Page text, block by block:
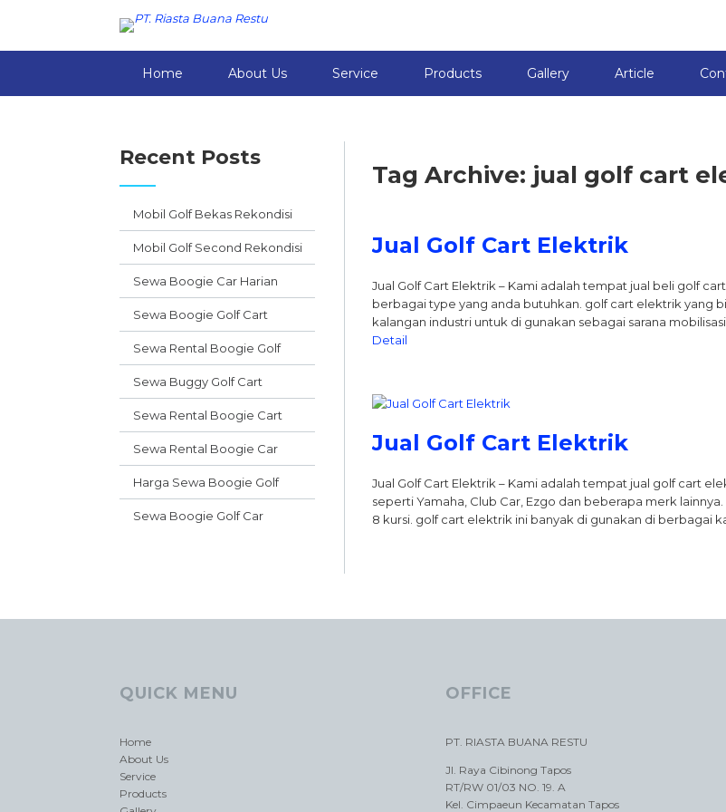
Home About Us Service Products Gallery Article
Tag Archive: jual golf cart
Jual Golf Cart Elektrik
Jual Golf Cart Elektrik – Kami adalah tempat jual beli golf
berbagai type yang anda butuhkan. golf cart elektrik yang
kalangan industri untuk di gunakan sebagai sarana
Detail
Jual Golf Cart Elektrik
Jual Golf Cart Elektrik – Kami adalah tempat jual golf cart
seperti Yamaha, Club Car, Ezgo dan beberapa merk
8 kursi. golf cart elektrik ini banyak di gunakan di berbagai
Recent Posts
Mobil Golf Bekas Rekondisi
Mobil Golf Second Rekondisi
Sewa Boogie Car Harian
Sewa Boogie Golf Cart
Sewa Rental Boogie Golf
Sewa Buggy Golf Cart
Sewa Rental Boogie Cart
Sewa Rental Boogie Car
Harga Sewa Boogie Golf
Sewa Boogie Golf Car
QUICK MENU
Home
About Us
Service
Products
OFFICE
PT. RIASTA BUANA RESTU
Jl. Raya Cibinong Tapos
RT/RW 01/03 NO. 19. A
Kel. Cimpaeun Kecamatan Tapos